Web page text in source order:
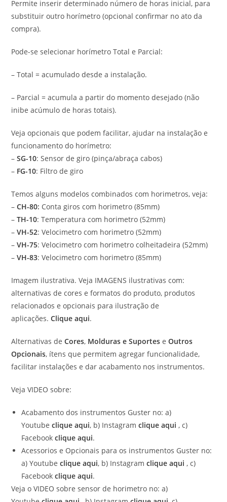
Permite inserir determinado número de horas inicial, para
substituir outro horímetro (opcional confirmar no ato da
compra).
Pode-se selecionar horímetro Total e Parcial:
– Total = acumulado desde a instalação.
– Parcial = acumula a partir do momento desejado (não
inibe acúmulo de horas totais).
Veja opcionais que podem facilitar, ajudar na instalação e
funcionamento do horímetro:
– SG-10: Sensor de giro (pinça/abraça cabos)
– FG-10: Filtro de giro
Temos alguns modelos combinados com horimetros, veja:
–CH-80: Conta giros com horimetro (85mm)
–TH-10: Temperatura com horimetro (52mm)
–VH-52: Velocimetro com horimetro (52mm)
–VH-75: Velocimetro com horimetro colheitadeira (52mm)
–VH-83: Velocimetro com horimetro (85mm)
Imagem ilustrativa. Veja IMAGENS ilustrativas com:
alternativas de cores e formatos do produto, produtos
relacionados e opcionais para ilustração de
aplicações.Clique aqui.
Alternativas deCores, Molduras e Suportes eOutros
Opcionais, ítens que permitem agregar funcionalidade,
facilitar instalações e dar acabamento nos instrumentos.
Veja VIDEO sobre:
Acabamento dos instrumentos Guster no: a)
Youtube clique aqui, b) Instagram clique aqui , c)
Facebook clique aqui.
Acessorios e Opcionais para os instrumentos Guster no:
a) Youtube clique aqui, b) Instagram clique aqui , c)
Facebook clique aqui.
Veja o VIDEO sobre sensor de horimetro no: a)